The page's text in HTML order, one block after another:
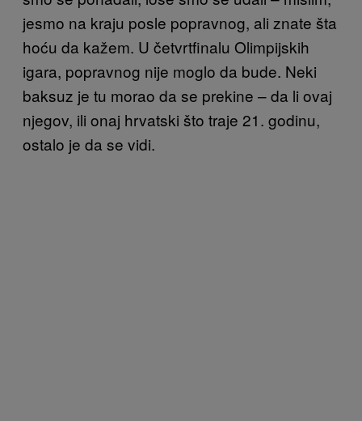
jesmo na kraju posle popravnog, ali znate šta
hoću da kažem. U četvrtfinalu Olimpijskih
igara, popravnog nije moglo da bude. Neki
baksuz je tu morao da se prekine – da li ovaj
njegov, ili onaj hrvatski što traje 21. godinu,
ostalo je da se vidi.